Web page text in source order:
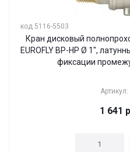
код 5116-5503
Кран дисковый
EUROFLY ВР-НР Ø 1",
фиксации
1 641